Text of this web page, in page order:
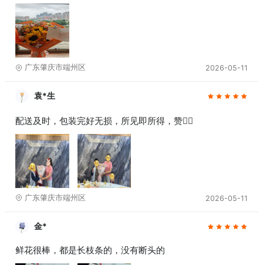
广东肇庆市端州区 2026-05-11
袁*生
配送及时，包装完好无损，所见即所得，赞👍🏻
广东肇庆市端州区 2026-05-11
金*
鲜花很棒，都是长枝条的，没有断头的